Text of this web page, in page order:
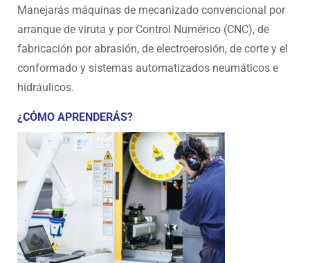
Manejarás máquinas de mecanizado convencional por
arranque de viruta y por Control Numérico (CNC), de
fabricación por abrasión, de electroerosión, de corte y el
conformado y sistemas automatizados neumáticos e
hidráulicos.
¿CÓMO APRENDERÁS?